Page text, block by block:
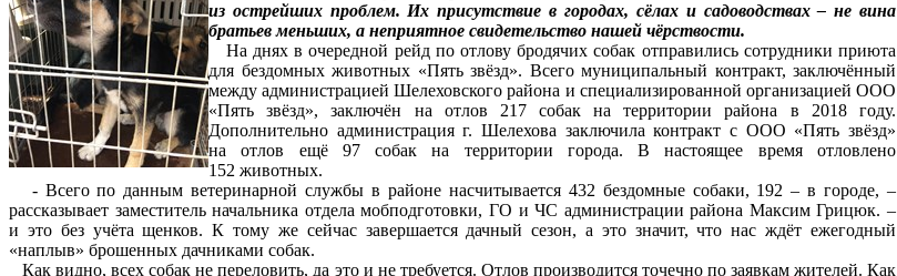
из острейших проблем. Их присутствие в городах, сёлах и садоводствах – не вина
братьев меньших, а неприятное свидетельство нашей чёрствости.
На днях в очередной рейд по отлову бродячих собак отправились сотрудники приюта
для бездомных животных «Пять звёзд». Всего муниципальный контракт, заключённый
между администрацией Шелеховского района и специализированной организацией ООО
«Пять звёзд», заключён на отлов 217 собак на территории района в 2018 году.
Дополнительно администрация г. Шелехова заключила контракт с ООО «Пять звёзд»
на отлов ещё 97 собак на территории города. В настоящее время отловлено
152 животных.
- Всего по данным ветеринарной службы в районе насчитывается 432 бездомные собаки, 192 – в городе, –
рассказывает заместитель начальника отдела мобподготовки, ГО и ЧС администрации района Максим Грицюк. –
и это без учёта щенков. К тому же сейчас завершается дачный сезон, а это значит, что нас ждёт ежегодный
«наплыв» брошенных дачниками собак.
Как видно, всех собак не переловить, да это и не требуется. Отлов производится точечно по заявкам жителей. Как